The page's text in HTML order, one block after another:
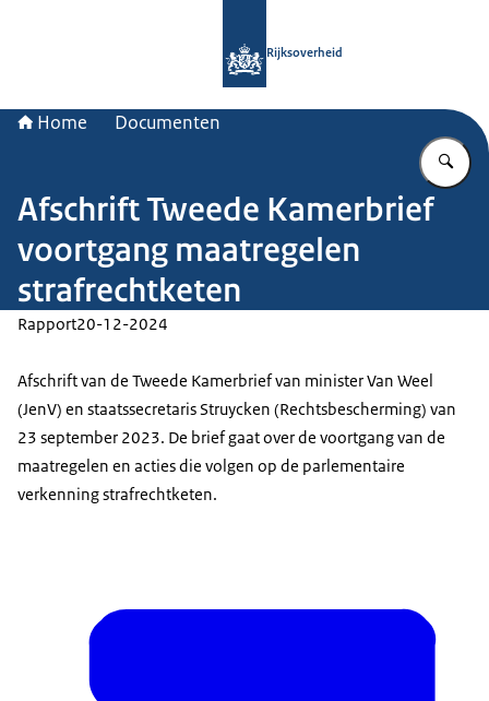
Rijksoverheid
Home Documenten
Afschrift Tweede Kamerbrief
voortgang maatregelen
strafrechtketen
Rapport20-12-2024
Afschrift van de Tweede Kamerbrief van minister Van Weel
(JenV) en staatssecretaris Struycken (Rechtsbescherming) van
23 september 2023. De brief gaat over de voortgang van de
maatregelen en acties die volgen op de parlementaire
verkenning strafrechtketen.